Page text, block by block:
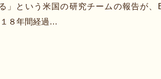
」という米国の研究チームの報告が、
８年間経過…